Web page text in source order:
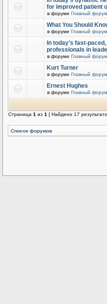
for improved patient
в форуме Главный форум
What You Should
в форуме Главный форум
In today's fast-
professionals in
в форуме Главный форум
Kurt Turner
в форуме Главный форум
Ernest Hughes
в форуме Главный форум
Страница 1 из 1 [ Найдено 17
Список форумов